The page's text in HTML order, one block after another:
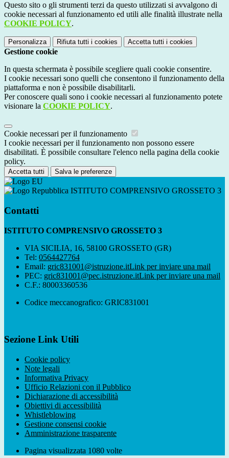
Questo sito o gli strumenti terzi da questo utilizzati si avvalgono di
cookie necessari al funzionamento ed utili alle finalità illustrate nella
COOKIE POLICY.
Personalizza Rifiuta tutti i cookies Accetta tutti i cookies
Gestione cookie
In questa schermata è possibile scegliere quali cookie consentire.
I cookie necessari sono quelli che consentono il funzionamento della
piattaforma e non è possibile disabilitarli.
Per conoscere quali sono i cookie necessari al funzionamento potete
visionare la COOKIE POLICY.
Cookie necessari per il funzionamento
I cookie necessari per il funzionamento non possono essere
disabilitati. È possibile consultare l'elenco nella pagina della cookie
policy.
Accetta tutti Salva le preferenze
ISTITUTO COMPRENSIVO GROSSETO 3
Contatti
ISTITUTO COMPRENSIVO GROSSETO 3
VIA SICILIA, 16, 58100 GROSSETO (GR)
Tel: 0564427764
Email: gric831001@istruzione.itLink per inviare una mail
PEC: gric831001@pec.istruzione.itLink per inviare una mail
C.F.: 80003360536
Codice meccanografico: GRIC831001
Sezione Link Utili
Cookie policy
Note legali
Informativa Privacy
Ufficio Relazioni con il Pubblico
Dichiarazione di accessibilità
Obiettivi di accessibilità
Whistleblowing
Gestione consensi cookie
Amministrazione trasparente
Pagina visualizzata 1080 volte